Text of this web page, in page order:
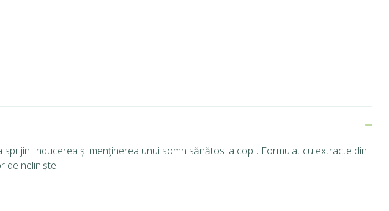
inducerea și menținerea unui somn sănătos la copii. Formulat cu extracte din
de neliniște.